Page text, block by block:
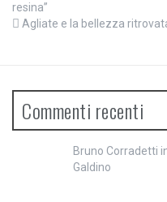
resina”
Agliate e la bellezza
Commenti recenti
Bruno Corradetti
Galdino